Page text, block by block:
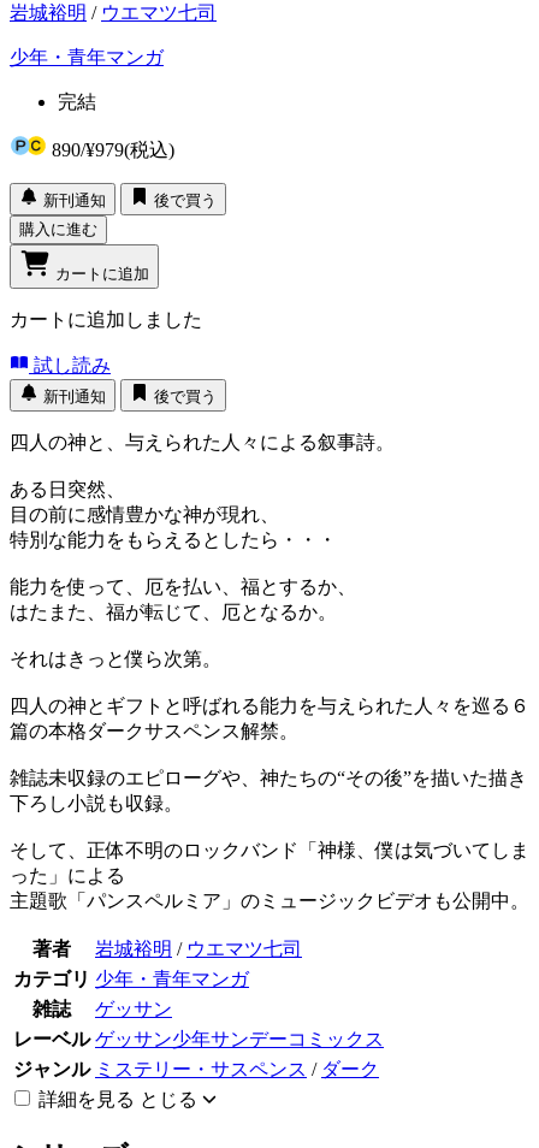
岩城裕明 / ウエマツ七司
少年・青年マンガ
完結
890/¥979(税込)
新刊通知
後で買う
購入に進む
カートに追加
カートに追加しました
試し読み
新刊通知 後で買う
四人の神と、与えられた人々による叙事詩。
ある日突然、
目の前に感情豊かな神が現れ、
特別な能力をもらえるとしたら・・・
能力を使って、厄を払い、福とするか、
はたまた、福が転じて、厄となるか。
それはきっと僕ら次第。
四人の神とギフトと呼ばれる能力を与えられた人々を巡る６
篇の本格ダークサスペンス解禁。
雑誌未収録のエピローグや、神たちの“その後”を描いた描き
下ろし小説も収録。
そして、正体不明のロックバンド「神様、僕は気づいてしま
った」による
主題歌「パンスペルミア」のミュージックビデオも公開中。
著者 岩城裕明 / ウエマツ七司
カテゴリ 少年・青年マンガ
雑誌
ゲッサン
レーベル ゲッサン少年サンデーコミックス
ジャンル ミステリー・サスペンス / ダーク
詳細を見る とじる